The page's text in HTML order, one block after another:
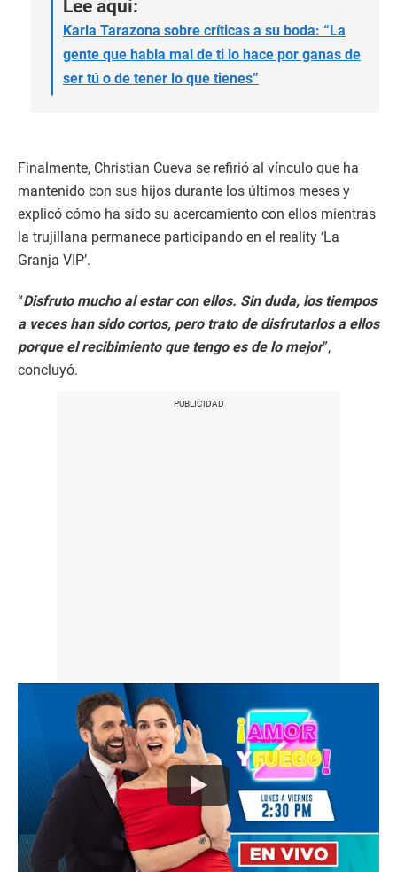
Lee aquí:
Karla Tarazona sobre críticas a su boda: “La
gente que habla mal de ti lo hace por ganas de
ser tú o de tener lo que tienes”
Finalmente, Christian Cueva se refirió al vínculo que ha
mantenido con sus hijos durante los últimos meses y
explicó cómo ha sido su acercamiento con ellos mientras
la trujillana permanece participando en el reality ‘La
Granja VIP’.
“Disfruto mucho al estar con ellos. Sin duda, los tiempos
a veces han sido cortos, pero trato de disfrutarlos a ellos
porque el recibimiento que tengo es de lo mejor”,
concluyó.